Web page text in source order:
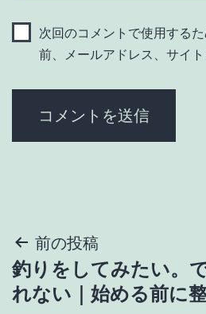
次回のコメントで使用する
前、メールアドレス、サイト
投
稿
前の投稿
釣りをしてみたい。
れない｜始める前に